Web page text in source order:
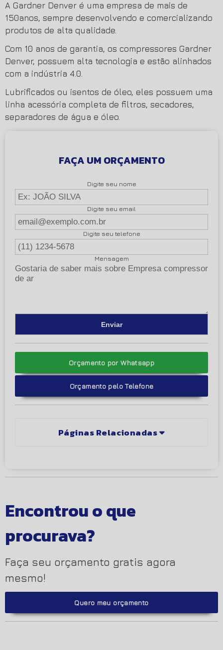
A Gardner Denver é uma empresa de mais de
150anos, sempre desenvolvendo e comercializando
produtos de alta qualidade.
Com 10 anos de garantia, os compressores Gardner
Denver, possuem alta tecnologia e estão alinhados
com a indústria 4.0.
Lubrificados ou isentos de óleo, eles possuem uma
linha acessória completa de filtros, secadores,
separadores de água e óleo.
FAÇA UM ORÇAMENTO
Digite seu nome
Digite seu email
Digite seu telefone
Mensagem
Orçamento por Whatsapp
Orçamento pelo Telefone
Páginas Relacionadas
Encontrou o que
procurava?
Faça seu orçamento gratis agora
mesmo!
Quero meu orçamento